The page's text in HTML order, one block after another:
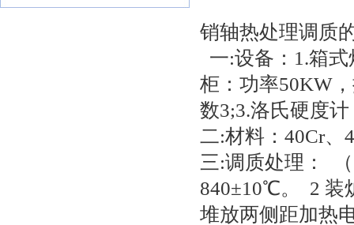
销轴热处理调质
一:设备：1.箱
柜：功率50KW
数3;3.洛氏硬度
二:材料：40Cr、
三:调质处理：
840±10℃。 2 装
堆放两侧距加热